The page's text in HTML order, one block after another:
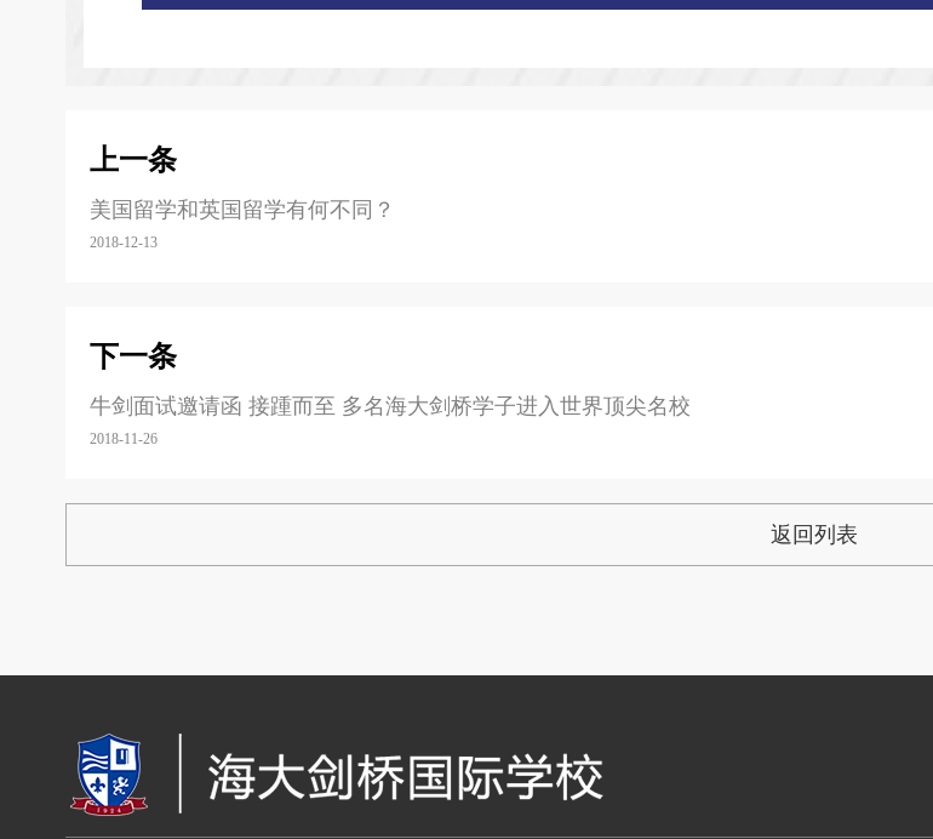
上一条
美国留学和英国留学有何不同？
2018-12-13
下一条
牛剑面试邀请函 接踵而至 多名海大剑桥学子进入世界顶尖名校
2018-11-26
返回列表